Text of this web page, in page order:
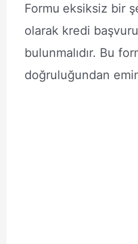
Formu eksiksiz bir
olarak kredi
bulunmalıdır. Bu
doğruluğundan emin